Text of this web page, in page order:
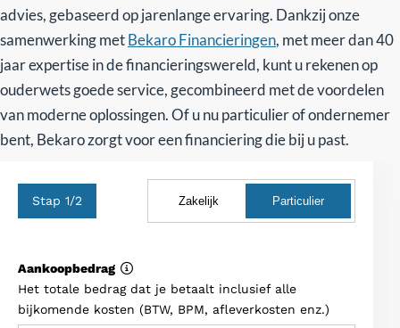
advies, gebaseerd op jarenlange ervaring. Dankzij onze
samenwerking metBekaro Financieringen, met meer dan 40
jaar expertise in de financieringswereld, kunt u rekenen op
ouderwets goede service, gecombineerd met de voordelen
van moderne oplossingen. Of u nu particulier of ondernemer
bent, Bekaro zorgt voor een financiering die bij u past.